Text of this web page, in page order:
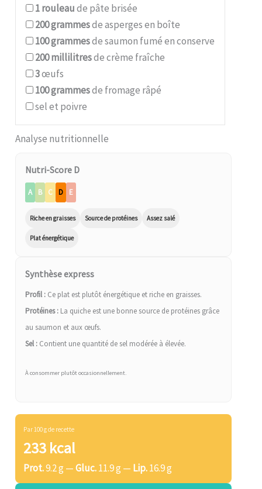
1rouleaude pâte brisée
200grammesde asperges en boîte
100grammesde saumon fumé en conserve
200millilitresde crème fraîche
3œufs
100grammesde fromage râpé
sel et poivre
Analyse nutritionnelle
Nutri-Score D
A B C D E
Riche en graisses Source de protéines Assez salé
Plat énergétique
Synthèse express
Profil : Ce plat est plutôt énergétique et riche en graisses.
Protéines : La quiche est une bonne source de protéines grâce
au saumon et aux œufs.
Sel : Contient une quantité de sel modérée à élevée.
À consommer plutôt occasionnellement.
Par 100 g de recette
233 kcal
Prot.9.2 g —Gluc.11.9 g — Lip.16.9 g